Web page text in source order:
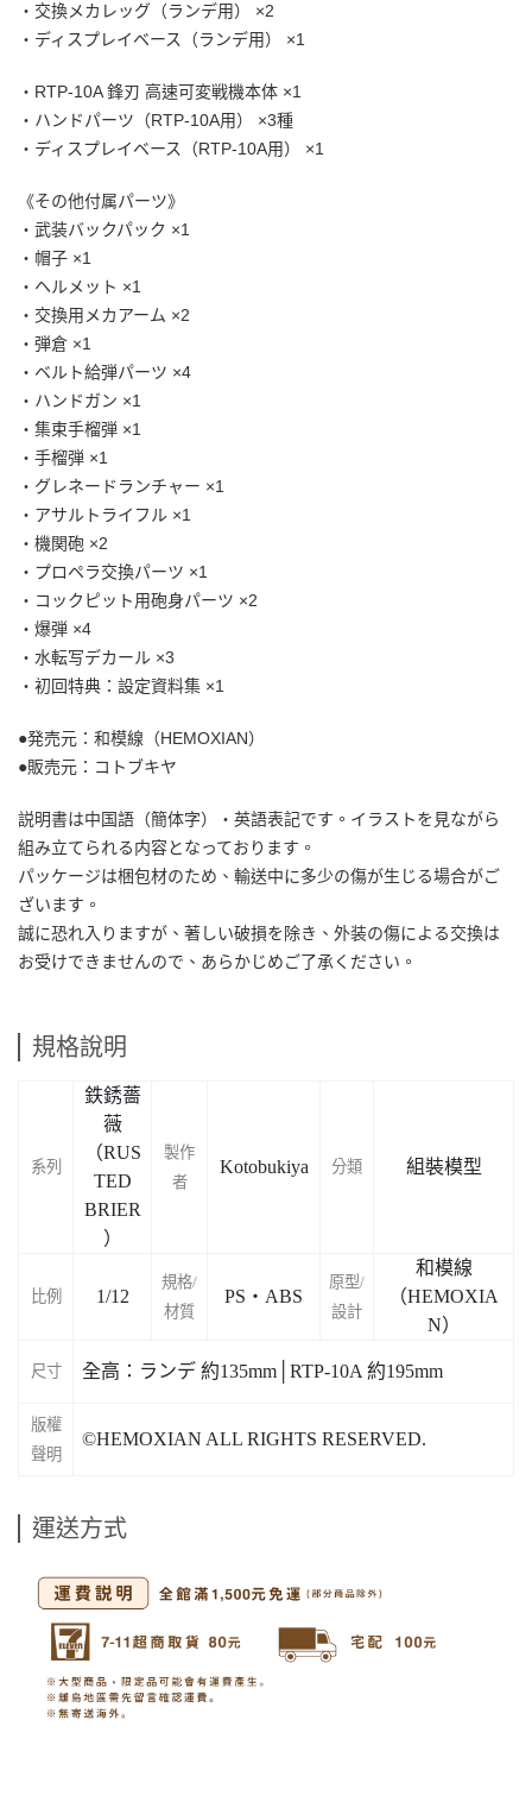
・交換メカレッグ（ランデ用） ×2
・ディスプレイベース（ランデ用） ×1
・RTP-10A 鋒刃 高速可変戦機本体 ×1
・ハンドパーツ（RTP-10A用） ×3種
・ディスプレイベース（RTP-10A用） ×1
《その他付属パーツ》
・武装バックパック ×1
・帽子 ×1
・ヘルメット ×1
・交換用メカアーム ×2
・弾倉 ×1
・ベルト給弾パーツ ×4
・ハンドガン ×1
・集束手榴弾 ×1
・手榴弾 ×1
・グレネードランチャー ×1
・アサルトライフル ×1
・機関砲 ×2
・プロペラ交換パーツ ×1
・コックピット用砲身パーツ ×2
・爆弾 ×4
・水転写デカール ×3
・初回特典：設定資料集 ×1
●発売元：和模線（HEMOXIAN）
●販売元：コトブキヤ
説明書は中国語（簡体字）・英語表記です。イラストを見ながら
組み立てられる内容となっております。
パッケージは梱包材のため、輸送中に多少の傷が生じる場合がご
ざいます。
誠に恐れ入りますが、著しい破損を除き、外装の傷による交換は
お受けできませんので、あらかじめご了承ください。
規格說明
系列
鉄銹薔
薇
（RUS
TED
BRIER
）
製作
者
Kotobukiya 分類 組裝模型
比例 1/12
規格/
材質
PS・ABS
原型/
設計
和模線
（HEMOXIA
N）
尺寸 全高：ランデ 約135mm│RTP-10A 約195mm
版權
聲明
©HEMOXIAN ALL RIGHTS RESERVED.
運送方式